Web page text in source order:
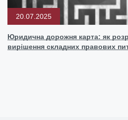
20.07.2025
Юридична дорожня карта: як
вирішення складних правових